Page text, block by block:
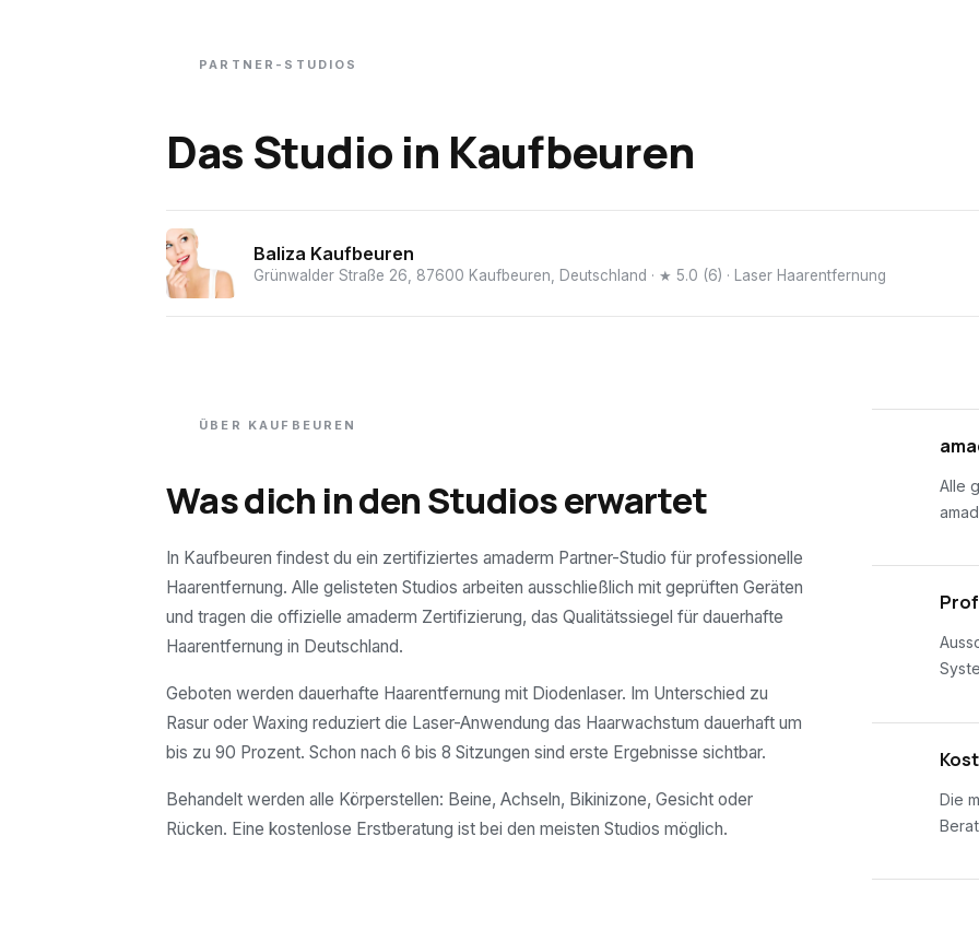
PARTNER-STUDIOS
Das Studio in Kaufbeuren
Baliza Kaufbeuren
Grünwalder Straße 26, 87600 Kaufbeuren, Deutschland · ★ 5.0 (6) · Laser Haarentfernung
ÜBER KAUFBEUREN
Was dich in den Studios erwartet
In Kaufbeuren findest du ein zertifiziertes amaderm Partner-Studio für professionelle
Haarentfernung. Alle gelisteten Studios arbeiten ausschließlich mit geprüften Geräten
und tragen die offizielle amaderm Zertifizierung, das Qualitätssiegel für dauerhafte
Haarentfernung in Deutschland.
Geboten werden dauerhafte Haarentfernung mit Diodenlaser. Im Unterschied zu
Rasur oder Waxing reduziert die Laser-Anwendung das Haarwachstum dauerhaft um
bis zu 90 Prozent. Schon nach 6 bis 8 Sitzungen sind erste Ergebnisse sichtbar.
Behandelt werden alle Körperstellen: Beine, Achseln, Bikinizone, Gesicht oder
Rücken. Eine kostenlose Erstberatung ist bei den meisten Studios möglich.
Alle
Die